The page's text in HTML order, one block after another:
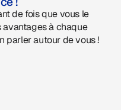
de fois que vous le
à chaque
parler autour de vous !